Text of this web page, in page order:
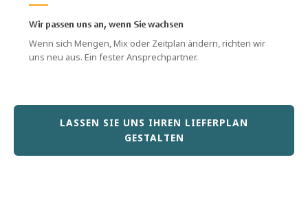
Wir passen uns an, wenn Sie wachsen
Wenn sich Mengen, Mix oder Zeitplan ändern, richten wir
uns neu aus. Ein fester Ansprechpartner.
LASSEN SIE UNS IHREN LIEFERPLAN
GESTALTEN